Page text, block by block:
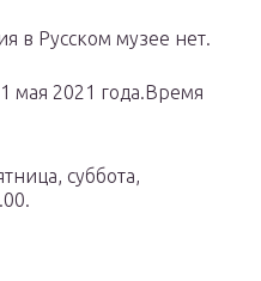
в Русском музее нет.
мая 2021 года.Время
суббота,